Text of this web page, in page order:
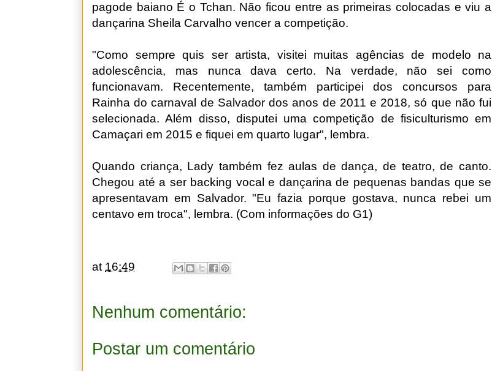
pagode baiano É o Tchan. Não ficou entre as primeiras colocadas e viu a
dançarina Sheila Carvalho vencer a competição.
"Como sempre quis ser artista, visitei muitas agências de modelo na
adolescência, mas nunca dava certo. Na verdade, não sei como
funcionavam. Recentemente, também participei dos concursos para
Rainha do carnaval de Salvador dos anos de 2011 e 2018, só que não fui
selecionada. Além disso, disputei uma competição de fisiculturismo em
Camaçari em 2015 e fiquei em quarto lugar", lembra.
Quando criança, Lady também fez aulas de dança, de teatro, de canto.
Chegou até a ser backing vocal e dançarina de pequenas bandas que se
apresentavam em Salvador. "Eu fazia porque gostava, nunca rebei um
centavo em troca", lembra. (Com informações do G1)
at 16:49
Nenhum comentário:
Postar um comentário